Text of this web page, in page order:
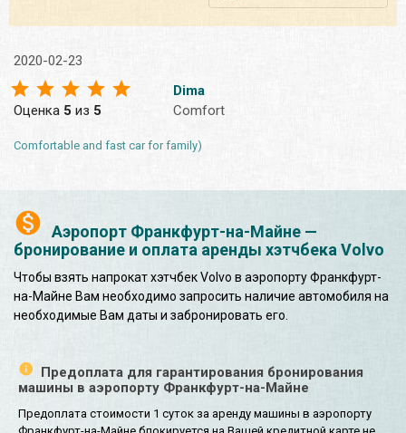
Аэропорт Франкфурт-на-Майне —
бронирование и оплата аренды хэтчбека Volvo
Чтобы взять напрокат хэтчбек Volvo в аэропорту Франкфурт-
на-Майне Вам необходимо запросить наличие автомобиля на
необходимые Вам даты и забронировать его.
Предоплата для гарантирования бронирования
машины в аэропорту Франкфурт-на-Майне
Предоплата стоимости 1 суток за аренду машины в аэропорту
2020-02-23
Оценка 5 из 5
Dima
Comfort
Comfortable and fast car for family)